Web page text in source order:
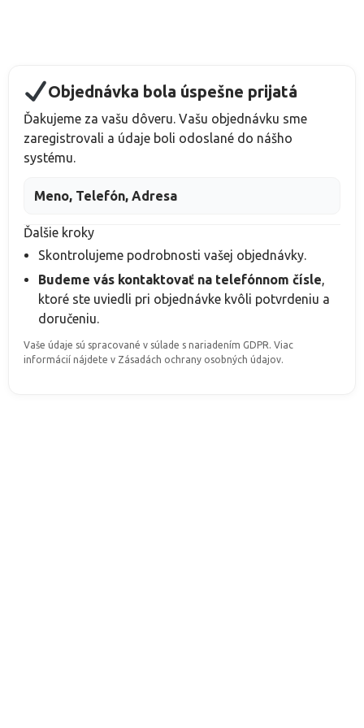
Objednávka bola úspešne prijatá
Ďakujeme za vašu dôveru. Vašu objednávku sme
zaregistrovali a údaje boli odoslané do nášho
systému.
Meno, Telefón, Adresa
Ďalšie kroky
Skontrolujeme podrobnosti vašej objednávky.
Budeme vás kontaktovať na telefónnom čísle,
ktoré ste uviedli pri objednávke kvôli potvrdeniu a
doručeniu.
Vaše údaje sú spracované v súlade s nariadením GDPR. Viac
informácií nájdete v Zásadách ochrany osobných údajov.